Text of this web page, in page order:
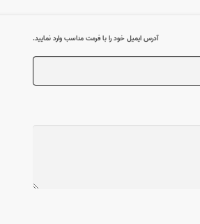
آدرس ایمیل خود را با فرمت مناسب وارد نمایید.